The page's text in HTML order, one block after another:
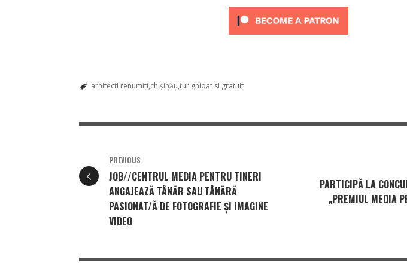
arhitecti renumiti chișinău tur ghidat si gratuit
PREVIOUS
JOB//CENTRUL MEDIA PENTRU TINERI
ANGAJEAZĂ TÂNĂR SAU TÂNĂRĂ
PASIONAT/Ă DE FOTOGRAFIE ȘI IMAGINE
VIDEO
PARTICIPĂ LA
„PREMIUL MEDIA